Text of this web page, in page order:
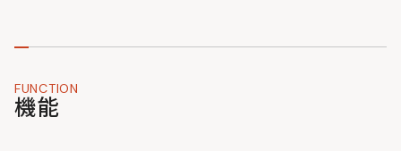
FUNCTION
機能